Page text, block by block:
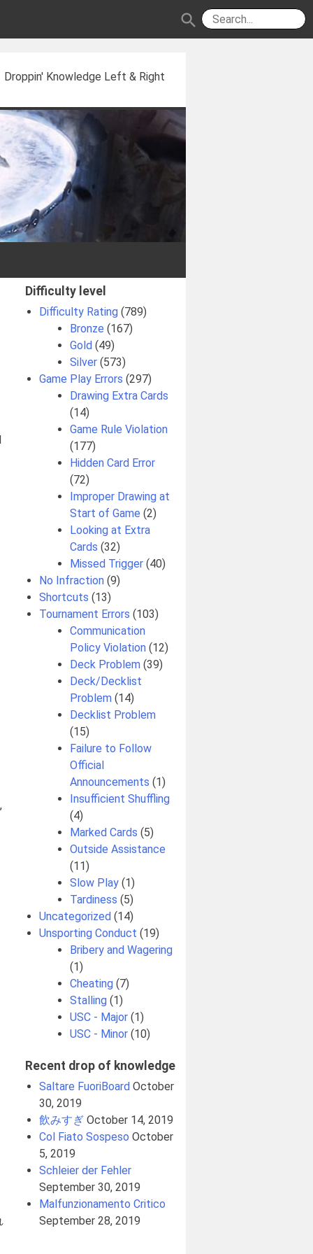
search
Droppin' Knowledge Left & Right
Difficulty level
Difficulty Rating (789)
Bronze (167)
Gold (49)
Silver (573)
Game Play Errors (297)
Drawing Extra Cards
(14)
Game Rule Violation
(177)
Hidden Card Error
(72)
Improper Drawing at
Start of Game (2)
Looking at Extra
Cards (32)
Missed Trigger (40)
No Infraction (9)
Shortcuts (13)
Tournament Errors (103)
Communication
Policy Violation (12)
Deck Problem (39)
Deck/Decklist
Problem (14)
Decklist Problem
(15)
Failure to Follow
Official
Announcements (1)
Insufficient Shuffling
(4)
Marked Cards (5)
Outside Assistance
(11)
Slow Play (1)
Tardiness (5)
Uncategorized (14)
Unsporting Conduct (19)
Bribery and Wagering
(1)
Cheating (7)
Stalling (1)
USC - Major (1)
USC - Minor (10)
Recent drop of knowledge
Saltare FuoriBoard October
30, 2019
飲みすぎ October 14, 2019
Col Fiato Sospeso October
5, 2019
Schleier der Fehler
September 30, 2019
Malfunzionamento Critico
September 28, 2019